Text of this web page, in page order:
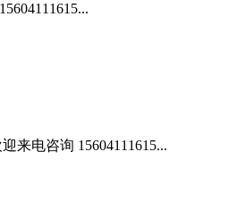
来电咨询 15604111615...